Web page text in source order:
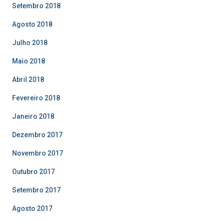
Setembro 2018
Agosto 2018
Julho 2018
Maio 2018
Abril 2018
Fevereiro 2018
Janeiro 2018
Dezembro 2017
Novembro 2017
Outubro 2017
Setembro 2017
Agosto 2017